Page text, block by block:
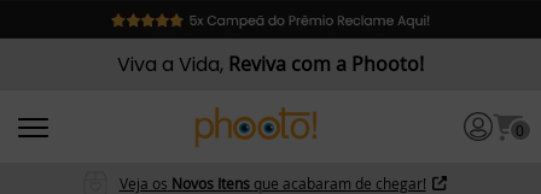
Viva a Vida, Reviva com a Phooto!
0
Veja os Novos Itens que acabaram de chegar!